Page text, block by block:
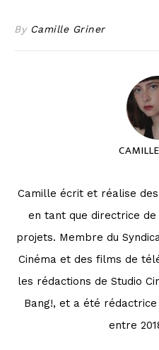
By Camille Griner
Camille écrit et réalise
en tant que directrice
projets. Membre du
Cinéma et des films de
les rédactions de Studio
Bang!, et a été
entre